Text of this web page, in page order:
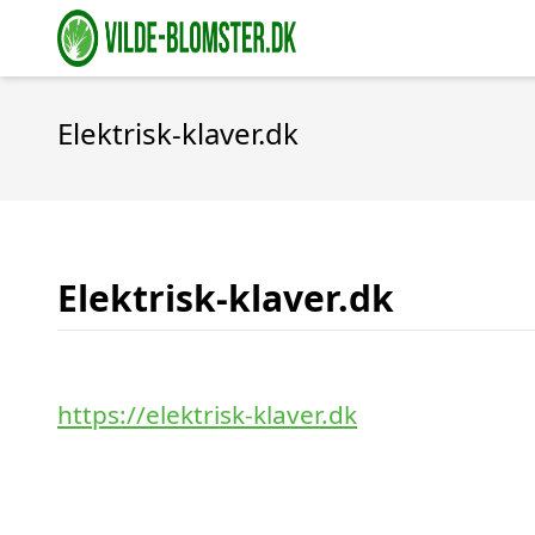
Elektrisk-klaver.dk
Elektrisk-klaver.dk
https://elektrisk-klaver.dk